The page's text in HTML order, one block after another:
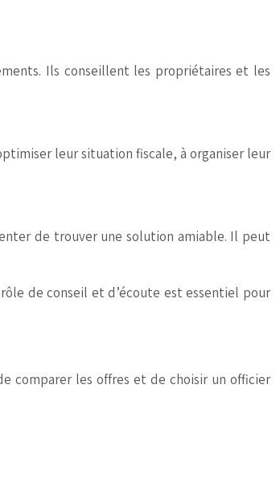
Ils conseillent les propriétaires et les
leur situation fiscale, à organiser leur
de trouver une solution amiable. Il peut
de conseil et d’écoute est essentiel pour
comparer les offres et de choisir un officier